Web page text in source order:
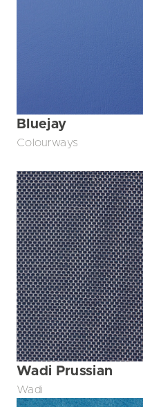
Bluejay
Colourways
Wadi Prussian
Wadi